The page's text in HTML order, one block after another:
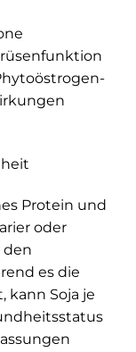
Protein und
oder
den
es die
kann Soja je